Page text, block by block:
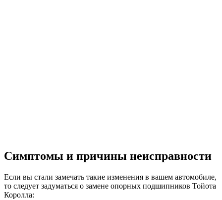
Симптомы и причины неисправности
Если вы стали замечать такие изменения в вашем автомобиле,
то следует задуматься о замене опорных подшипников Тойота
Королла: